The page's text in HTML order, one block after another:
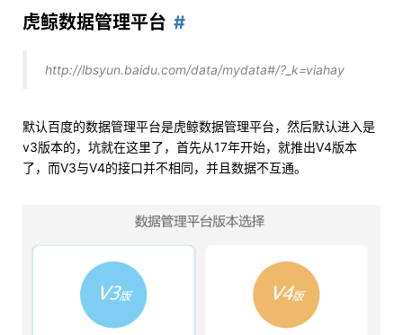
虎鲸数据管理平台
http://lbsyun.baidu.com/data/mydata#/?_k=viahay
默认百度的数据管理平台是虎鲸数据管理平台，然后默认进入是
v3版本的，坑就在这里了，首先从17年开始，就推出V4版本
了，而V3与V4的接口并不相同，并且数据不互通。